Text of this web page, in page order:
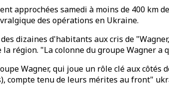
approchées samedi à moins de 400
des opérations en Ukraine.
dizaines d'habitants aux cris de
région. "La colonne du groupe Wagner
Wagner, qui joue un rôle clé aux
compte tenu de leurs mérites au front"